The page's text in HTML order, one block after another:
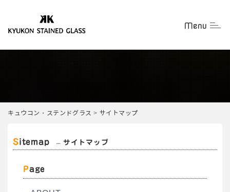
Menu
キュウコン・ステンドグラス > サイトマップ
Sitemap サイトマップ
Page